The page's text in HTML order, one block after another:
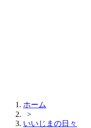
ホーム
>
いいじまの日々